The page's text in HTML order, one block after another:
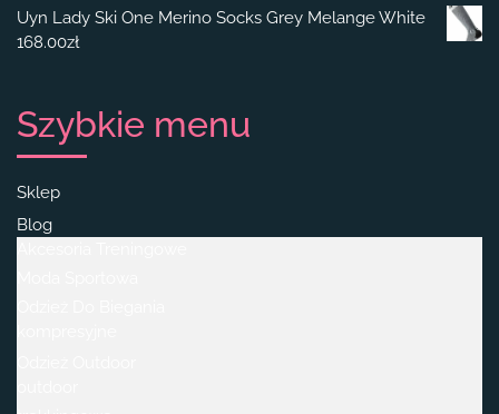
Uyn Lady Ski One Merino Socks Grey Melange White
168.00zł
Szybkie menu
Sklep
Blog